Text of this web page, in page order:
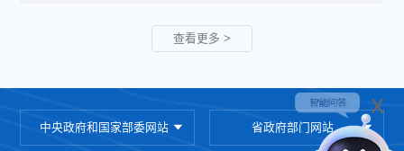
查看更多 >
中央政府和国家部委网站 省政府部门网站
x